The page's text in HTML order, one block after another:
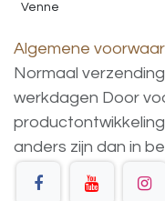
Venne
Algemene
Normaal
werkdagen Door
productontwikkeling
anders zijn dan in